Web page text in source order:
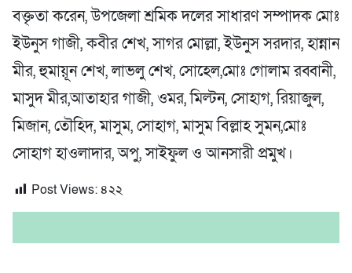
বক্তৃতা করেন, উপজেলা শ্রমিক দলের সাধারণ সম্পাদক মোঃ
ইউনুস গাজী, কবীর শেখ, সাগর মোল্লা, ইউনুস সরদার, হান্নান
মীর, হুমায়ূন শেখ, লাভলু শেখ, সোহেল,মোঃ গোলাম রব্বানী,
মাসুদ মীর,আতাহার গাজী, ওমর, মিল্টন, সোহাগ, রিয়াজুল,
মিজান, তৌহিদ, মাসুম, সোহাগ, মাসুম বিল্লাহ সুমন,মোঃ
সোহাগ হাওলাদার, অপু, সাইফুল ও আনসারী প্রমুখ।
Post Views:৪২২